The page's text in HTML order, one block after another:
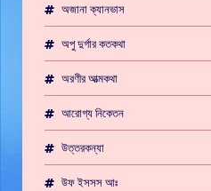
অজানা ক্যানভাস
অপু দুর্গার কতকথা
অরণীর আত্মকথা
আরোগ্য নিকেতন
উত্তরকন্যা
উফ ইসসস আঃ